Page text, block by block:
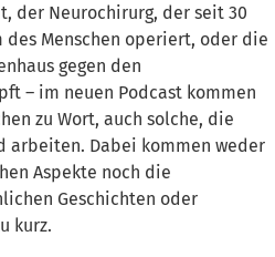
der Neurochirurg, der seit 30
des Menschen operiert, oder die
gegen den
– im neuen Podcast kommen
zu Wort, auch solche, die
arbeiten. Dabei kommen weder
Aspekte noch die
Geschichten oder
kurz.